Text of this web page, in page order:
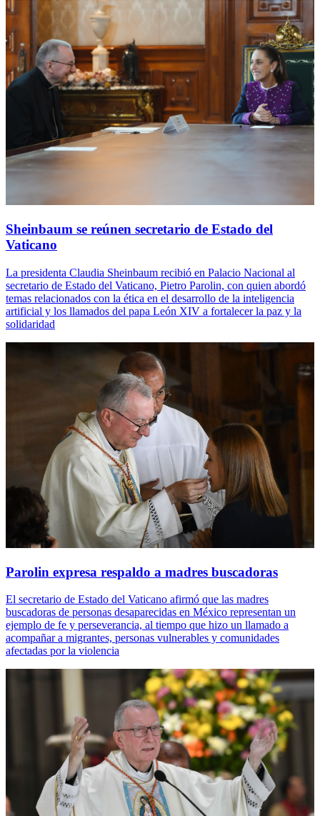
Sheinbaum se reúnen secretario de Estado del
Vaticano
La presidenta Claudia Sheinbaum recibió en Palacio Nacional al
secretario de Estado del Vaticano, Pietro Parolin, con quien abordó
temas relacionados con la ética en el desarrollo de la inteligencia
artificial y los llamados del papa León XIV a fortalecer la paz y la
solidaridad
Parolin expresa respaldo a madres buscadoras
El secretario de Estado del Vaticano afirmó que las madres
buscadoras de personas desaparecidas en México representan un
ejemplo de fe y perseverancia, al tiempo que hizo un llamado a
acompañar a migrantes, personas vulnerables y comunidades
afectadas por la violencia